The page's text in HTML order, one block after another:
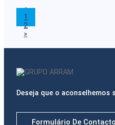
«
1
2
»
Deseja que o aconselhemos
Formulário De Contacto